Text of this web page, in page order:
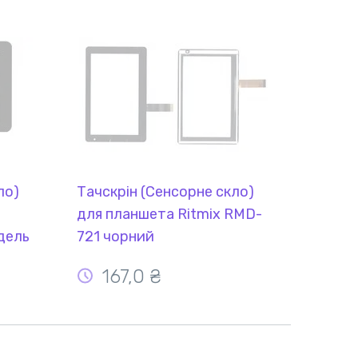
Тачскрін (Сенсорне скло)
для планшета Ritmix RMD-
721 чорний
167,0 ₴